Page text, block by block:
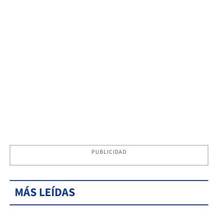
PUBLICIDAD
MÁS LEÍDAS